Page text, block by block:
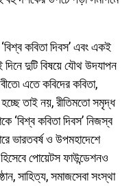
কবিতা দিবস’ এবং একই
দিনে দুটি বিষয়ে যৌথ উদযাপন
এতে কবিদের কবিতা,
তাই নয়, রীতিমতো সমৃদ্ধ
কবিতা দিবস’ নিজস্ব
ভারতবর্ষ ও উপমহাদেশে
পোয়েটস ফাউন্ডেশনও
সাহিত্য, সমাজসেবা সংস্থা